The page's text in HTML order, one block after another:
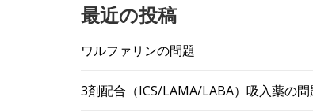
最近の投稿
ワルファリンの問題
3剤配合（ICS/LAMA/LABA）吸入薬の問